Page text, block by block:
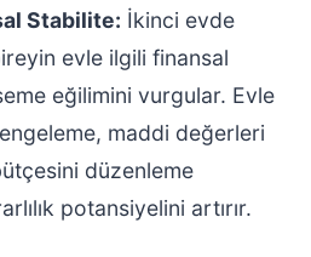
Stabilite: İkinci evde
evle ilgili finansal
eğilimini vurgular. Evle
maddi değerleri
düzenleme
potansiyelini artırır.